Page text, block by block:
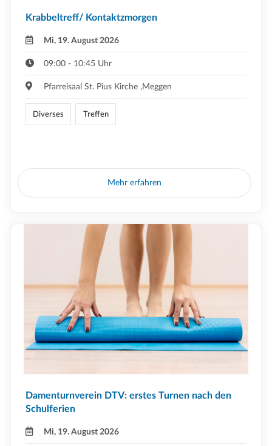
Krabbeltreff/ Kontaktzmorgen
Mi, 19. August 2026
09:00 - 10:45 Uhr
Pfarreisaal St. Pius Kirche ,Meggen
Diverses Treffen
Mehr erfahren
Damenturnverein DTV: erstes Turnen nach den
Schulferien
Mi, 19. August 2026